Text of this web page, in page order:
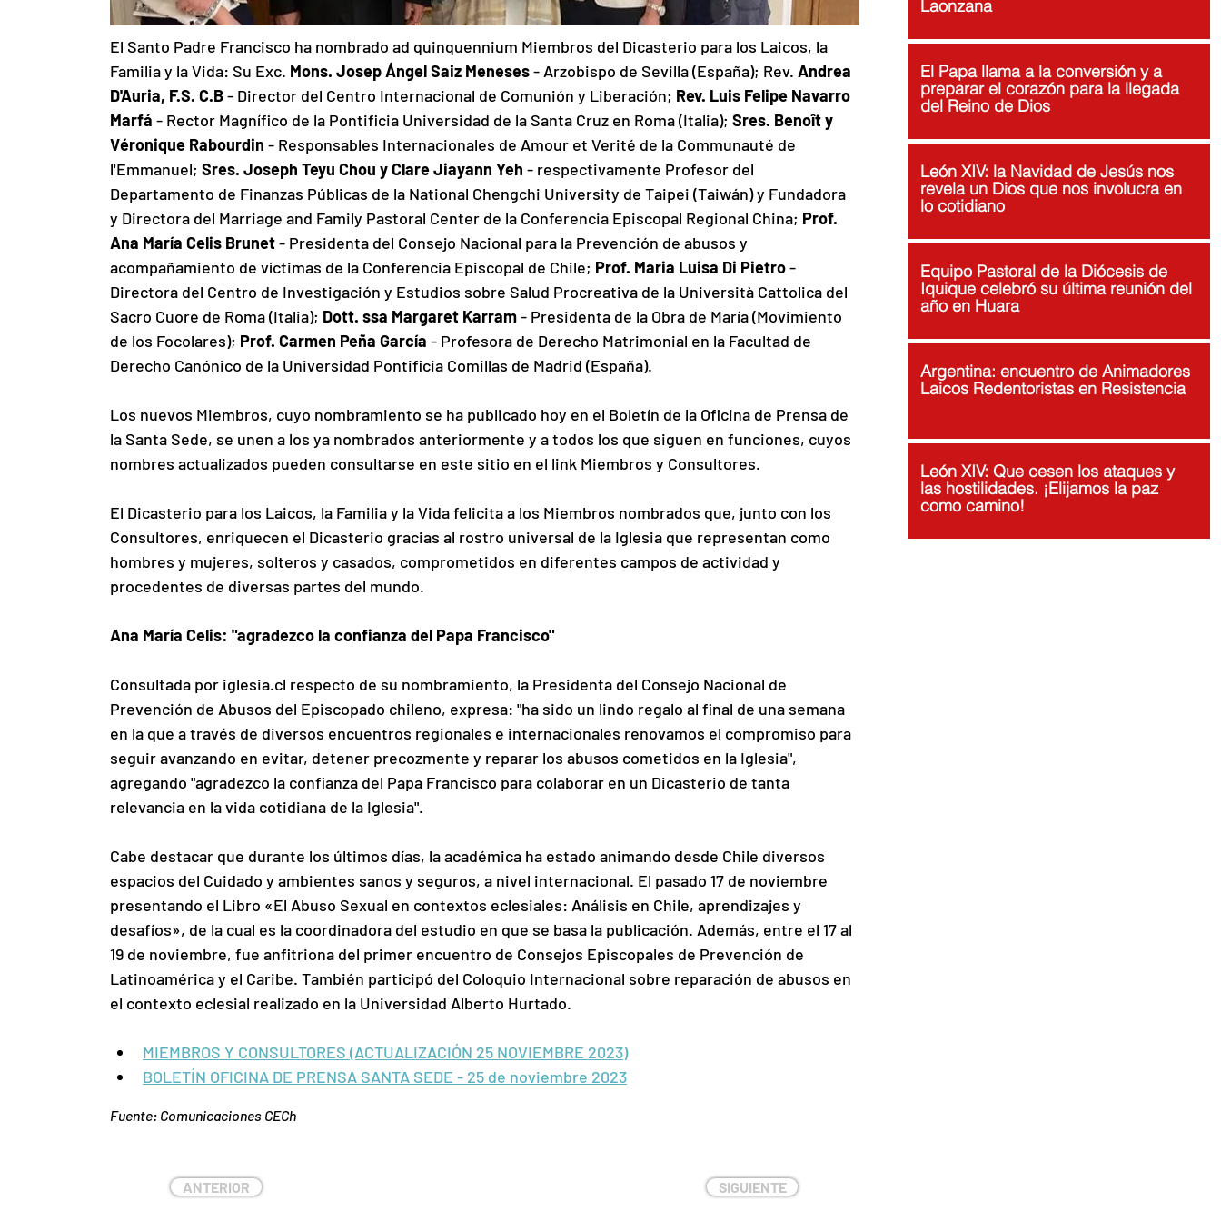
El Santo Padre Francisco ha nombrado ad quinquennium Miembros del Dicasterio para los Laicos, la
Familia y la Vida: Su Exc. Mons. Josep Ángel Saiz Meneses - Arzobispo de Sevilla (España); Rev. Andrea
D'Auria, F.S. C.B - Director del Centro Internacional de Comunión y Liberación; Rev. Luis Felipe Navarro
Marfá - Rector Magnífico de la Pontificia Universidad de la Santa Cruz en Roma (Italia); Sres. Benoît y
Véronique Rabourdin - Responsables Internacionales de Amour et Verité de la Communauté de
l'Emmanuel; Sres. Joseph Teyu Chou y Clare Jiayann Yeh - respectivamente Profesor del
Departamento de Finanzas Públicas de la National Chengchi University de Taipei (Taiwán) y Fundadora
y Directora del Marriage and Family Pastoral Center de la Conferencia Episcopal Regional China; Prof.
Ana María Celis Brunet - Presidenta del Consejo Nacional para la Prevención de abusos y
acompañamiento de víctimas de la Conferencia Episcopal de Chile; Prof. Maria Luisa Di Pietro -
Directora del Centro de Investigación y Estudios sobre Salud Procreativa de la Università Cattolica del
Sacro Cuore de Roma (Italia); Dott. ssa Margaret Karram - Presidenta de la Obra de María (Movimiento
de los Focolares); Prof. Carmen Peña García - Profesora de Derecho Matrimonial en la Facultad de
Derecho Canónico de la Universidad Pontificia Comillas de Madrid (España).
Los nuevos Miembros, cuyo nombramiento se ha publicado hoy en el Boletín de la Oficina de Prensa de
la Santa Sede, se unen a los ya nombrados anteriormente y a todos los que siguen en funciones, cuyos
nombres actualizados pueden consultarse en este sitio en el link Miembros y Consultores.
El Dicasterio para los Laicos, la Familia y la Vida felicita a los Miembros nombrados que, junto con los
Consultores, enriquecen el Dicasterio gracias al rostro universal de la Iglesia que representan como
hombres y mujeres, solteros y casados, comprometidos en diferentes campos de actividad y
procedentes de diversas partes del mundo.
Ana María Celis: "agradezco la confianza del Papa Francisco"
Consultada por iglesia.cl respecto de su nombramiento, la Presidenta del Consejo Nacional de
Prevención de Abusos del Episcopado chileno, expresa: "ha sido un lindo regalo al final de una semana
en la que a través de diversos encuentros regionales e internacionales renovamos el compromiso para
seguir avanzando en evitar, detener precozmente y reparar los abusos cometidos en la Iglesia",
agregando "agradezco la confianza del Papa Francisco para colaborar en un Dicasterio de tanta
relevancia en la vida cotidiana de la Iglesia".
Cabe destacar que durante los últimos días, la académica ha estado animando desde Chile diversos
espacios del Cuidado y ambientes sanos y seguros, a nivel internacional. El pasado 17 de noviembre
presentando el Libro «El Abuso Sexual en contextos eclesiales: Análisis en Chile, aprendizajes y
desafíos», de la cual es la coordinadora del estudio en que se basa la publicación. Además, entre el 17 al
19 de noviembre, fue anfitriona del primer encuentro de Consejos Episcopales de Prevención de
Latinoamérica y el Caribe. También participó del Coloquio Internacional sobre reparación de abusos en
el contexto eclesial realizado en la Universidad Alberto Hurtado.
MIEMBROS Y CONSULTORES (ACTUALIZACIÓN 25 NOVIEMBRE 2023)
BOLETÍN OFICINA DE PRENSA SANTA SEDE - 25 de noviembre 2023
Fuente: Comunicaciones CECh
ANTERIOR SIGUIENTE
Laonzana
El Papa llama a la conversión y a
preparar el corazón para la llegada
del Reino de Dios
León XIV: la Navidad de Jesús nos
revela un Dios que nos involucra en
lo cotidiano
Equipo Pastoral de la Diócesis de
Iquique celebró su última reunión del
año en Huara
Argentina: encuentro de Animadores
Laicos Redentoristas en Resistencia
León XIV: Que cesen los ataques y
las hostilidades. ¡Elijamos la paz
como camino!